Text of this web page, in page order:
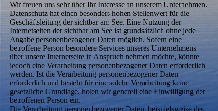
Wir freuen uns sehr über Ihr Interesse an unserem Unternehmen.
Datenschutz hat einen besonders hohen Stellenwert für die
Geschäftsleitung der sichtbar am See. Eine Nutzung der
Internetseiten der sichtbar am See ist grundsätzlich ohne jede
Angabe personenbezogener Daten möglich. Sofern eine
betroffene Person besondere Services unseres Unternehmens
über unsere Internetseite in Anspruch nehmen möchte, könnte
jedoch eine Verarbeitung personenbezogener Daten erforderlich
werden. Ist die Verarbeitung personenbezogener Daten
erforderlich und besteht für eine solche Verarbeitung keine
gesetzliche Grundlage, holen wir generell eine Einwilligung der
betroffenen Person ein.
Die Verarbeitung personenbezogener Daten, beispielsweise des